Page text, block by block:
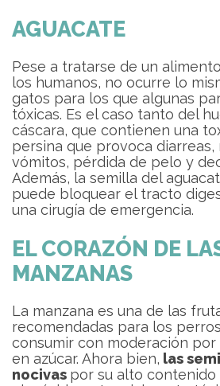
AGUACATE
Pese a tratarse de un
los humanos, no ocurre lo
gatos para los que algunas
tóxicas. Es el caso tanto del
cáscara, que contienen una
persina que provoca diarreas,
vómitos, pérdida de pelo y
Además, la semilla del
puede bloquear el tracto
una cirugía de emergencia.
EL CORAZÓN DE
MANZANAS
La manzana es una de las
recomendadas para los
consumir con moderación
en azúcar. Ahora bien, las
nocivas por su alto contenido